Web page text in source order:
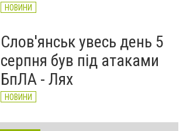
НОВИНИ
Слов'янськ увесь день 5
серпня був під атаками
БпЛА - Лях
НОВИНИ